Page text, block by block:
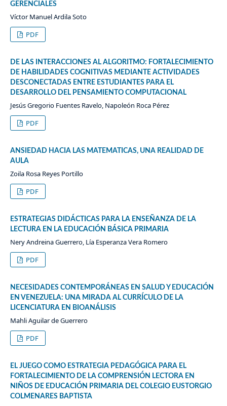
GERENCIALES
Víctor Manuel Ardila Soto
PDF
DE LAS INTERACCIONES AL ALGORITMO: FORTALECIMIENTO
DE HABILIDADES COGNITIVAS MEDIANTE ACTIVIDADES
DESCONECTADAS ENTRE ESTUDIANTES PARA EL
DESARROLLO DEL PENSAMIENTO COMPUTACIONAL
Jesús Gregorio Fuentes Ravelo, Napoleón Roca Pérez
PDF
ANSIEDAD HACIA LAS MATEMATICAS, UNA REALIDAD DE
AULA
Zoila Rosa Reyes Portillo
PDF
ESTRATEGIAS DIDÁCTICAS PARA LA ENSEÑANZA DE LA
LECTURA EN LA EDUCACIÓN BÁSICA PRIMARIA
Nery Andreina Guerrero, Lía Esperanza Vera Romero
PDF
NECESIDADES CONTEMPORÁNEAS EN SALUD Y EDUCACIÓN
EN VENEZUELA: UNA MIRADA AL CURRÍCULO DE LA
LICENCIATURA EN BIOANÁLISIS
Mahli Aguilar de Guerrero
PDF
EL JUEGO COMO ESTRATEGIA PEDAGÓGICA PARA EL
FORTALECIMIENTO DE LA COMPRENSIÓN LECTORA EN
NIÑOS DE EDUCACIÓN PRIMARIA DEL COLEGIO EUSTORGIO
COLMENARES BAPTISTA